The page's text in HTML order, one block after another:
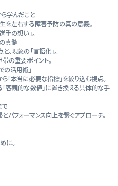
学んだこと
を左右する障害予防の真の意義。
手の想い」。
真髄
、現象の「言語化」。
の重要ポイント。
の活用術」
「本当に必要な指標」を絞り込む視点。
客観的な数値」に置き換える具体的な手
パフォーマンス向上を繋ぐアプローチ。
に。